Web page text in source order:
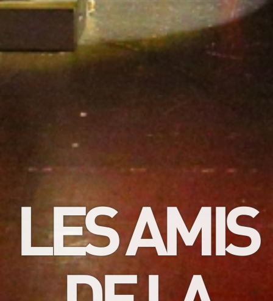
LES AMIS